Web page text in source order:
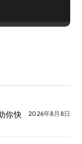
你快
2026年8月8日